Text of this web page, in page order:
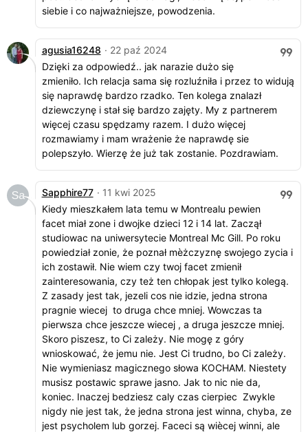
siebie i co najważniejsze, powodzenia.
agusia16248 · 22 paź 2024
Dzięki za odpowiedź.. jak narazie dużo się
zmieniło. Ich relacja sama się rozluźniła i przez to widują
się naprawdę bardzo rzadko. Ten kolega znalazł
dziewczynę i stał się bardzo zajęty. My z partnerem
więcej czasu spędzamy razem. I dużo więcej
rozmawiamy i mam wrażenie że naprawdę sie
polepszyło. Wierzę że już tak zostanie. Pozdrawiam.
Sapphire77 · 11 kwi 2025
Kiedy mieszkałem lata temu w Montrealu pewien
facet miał zone i dwojke dzieci 12 i 14 lat. Zaczął
studiowac na uniwersytecie Montreal Mc Gill. Po roku
powiedział zonie, że poznał mèżczyznę swojego zycia i
ich zostawił. Nie wiem czy twoj facet zmienił
zainteresowania, czy też ten chłopak jest tylko kolegą.
Z zasady jest tak, jezeli cos nie idzie, jedna strona
pragnie wiecej to druga chce mniej. Wowczas ta
pierwsza chce jeszcze wiecej , a druga jeszcze mniej.
Skoro piszesz, to Ci zależy. Nie mogę z góry
wnioskować, że jemu nie. Jest Ci trudno, bo Ci zależy.
Nie wymieniasz magicznego słowa KOCHAM. Niestety
musisz postawic sprawe jasno. Jak to nic nie da,
koniec. Inaczej bedziesz caly czas cierpiec Zwykle
nigdy nie jest tak, że jedna strona jest winna, chyba, ze
jest psycholem lub gorzej. Faceci są wiècej winni, ale